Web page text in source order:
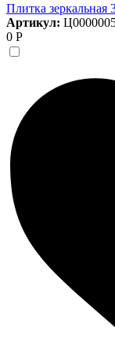
Плитка зеркальная
Артикул:
0 Р